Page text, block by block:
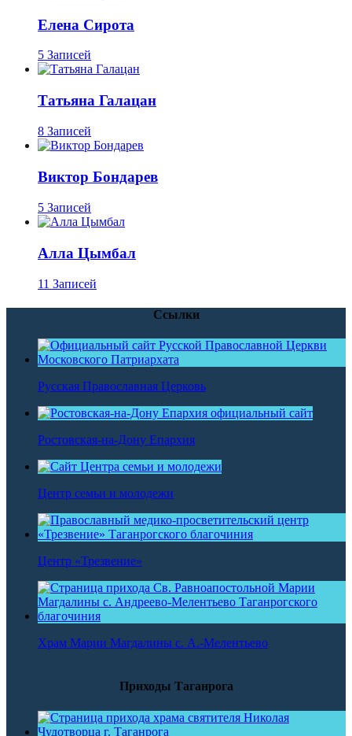
Елена Сирота
5 Записей
Татьяна Галацан
8 Записей
Виктор Бондарев
5 Записей
Алла Цымбал
11 Записей
Ссылки
Русская Православная Церковь
Ростовская-на-Дону Епархия
Центр семьи и молодежи
Центр «Трезвение»
Храм Марии Магдалины с. А.-Мелентьево
Приходы Таганрога